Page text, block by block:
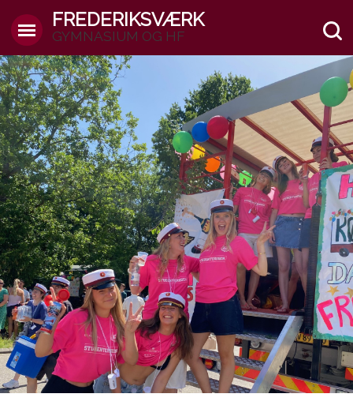
FREDERIKSVÆRK
GYMNASIUM OG HF